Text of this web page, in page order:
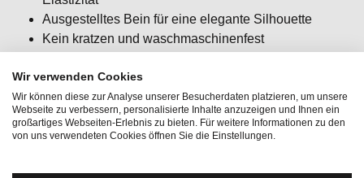
Ausgestelltes Bein für eine elegante Silhouette
Kein kratzen und waschmaschinenfest
Passform: slim fit / körpernah / figurbetont
Wir verwenden Cookies
Wir können diese zur Analyse unserer Besucherdaten platzieren, um unsere
Webseite zu verbessern, personalisierte Inhalte anzuzeigen und Ihnen ein
großartiges Webseiten-Erlebnis zu bieten. Für weitere Informationen zu den
von uns verwendeten Cookies öffnen Sie die Einstellungen.